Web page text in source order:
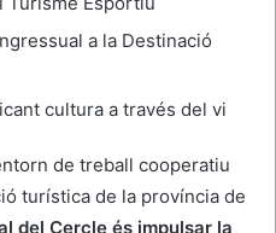
a la Destinació
cultura a través del vi
de treball cooperatiu
turística de la província de
del Cercle és impulsar la